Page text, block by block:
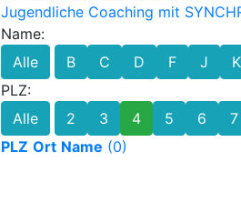
Jugendliche Coaching mit
Name:
Alle
B C D F J K
PLZ:
Alle
2 3 4 5 6 7
PLZ Ort Name (0)